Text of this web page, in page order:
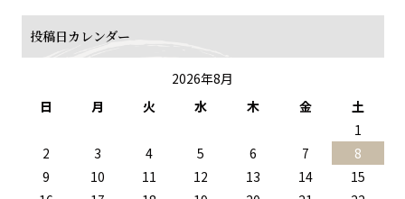
投稿日カレンダー
2026年8月
日
月 火 水 木 金
土
1
2
3 4 5 6 7
8
9
10 11 12 13 14
15